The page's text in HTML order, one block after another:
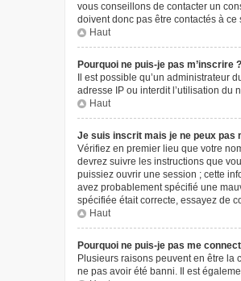
vous conseillons de contacter un
doivent donc pas être contactés à
Haut
Pourquoi ne puis-je pas m’inscrire ?
Il est possible qu’un administrateur
adresse IP ou interdit l’utilisation du
Haut
Je suis inscrit mais je ne peux pas
Vérifiez en premier lieu que votre
devrez suivre les instructions que
puissiez ouvrir une session ; cette
avez probablement spécifié une
spécifiée était correcte, essayez de
Haut
Pourquoi ne puis-je pas me
Plusieurs raisons peuvent en être la
ne pas avoir été banni. Il est